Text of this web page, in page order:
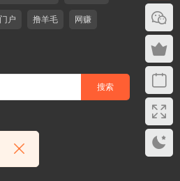
户 撸羊毛 网赚